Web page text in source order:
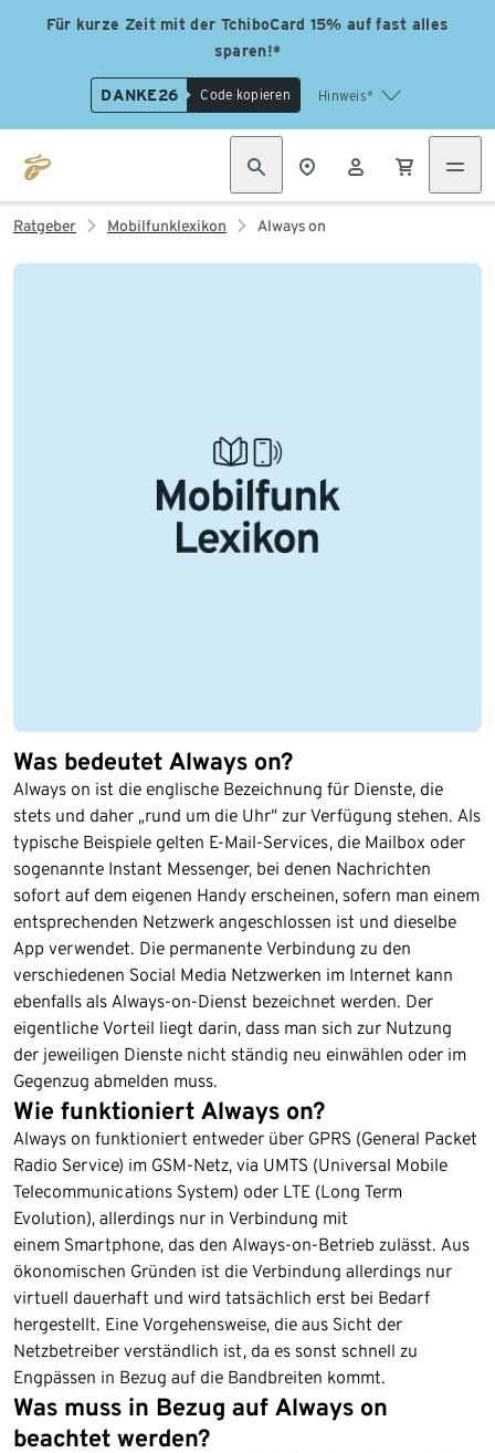
Für kurze Zeit mit der TchiboCard 15% auf fast alles
sparen!*
DANKE26 Code kopieren Hinweis*
Ratgeber Mobilfunklexikon Always on
Was bedeutet Always on?
Always on ist die englische Bezeichnung für Dienste, die
stets und daher „rund um die Uhr“ zur Verfügung stehen. Als
typische Beispiele gelten E-Mail-Services, die Mailbox oder
sogenannte Instant Messenger, bei denen Nachrichten
sofort auf dem eigenen Handy erscheinen, sofern man einem
entsprechenden Netzwerk angeschlossen ist und dieselbe
App verwendet. Die permanente Verbindung zu den
verschiedenen Social Media Netzwerken im Internet kann
ebenfalls als Always-on-Dienst bezeichnet werden. Der
eigentliche Vorteil liegt darin, dass man sich zur Nutzung
der jeweiligen Dienste nicht ständig neu einwählen oder im
Gegenzug abmelden muss.
Wie funktioniert Always on?
Always on funktioniert entweder über GPRS (General Packet
Radio Service) im GSM-Netz, via UMTS (Universal Mobile
Telecommunications System) oder LTE (Long Term
Evolution), allerdings nur in Verbindung mit
einem Smartphone, das den Always-on-Betrieb zulässt. Aus
ökonomischen Gründen ist die Verbindung allerdings nur
virtuell dauerhaft und wird tatsächlich erst bei Bedarf
hergestellt. Eine Vorgehensweise, die aus Sicht der
Netzbetreiber verständlich ist, da es sonst schnell zu
Engpässen in Bezug auf die Bandbreiten kommt.
Was muss in Bezug auf Always on
beachtet werden?